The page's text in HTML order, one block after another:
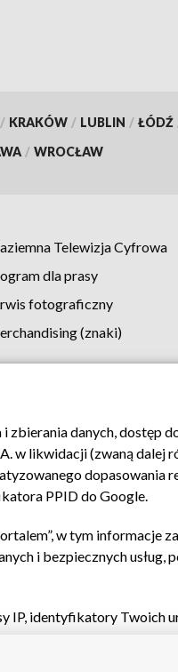
/ KRAKÓW / LUBLIN / ŁÓDŹ
/ WROCŁAW
Telewizja Cyfrowa
dla prasy
fotograficzny
(znaki)
reklamy Kontakt
danych, dostęp
w likwidacji (zwaną dalej
dopasowania
PPID do Google.
w tym informacje
i bezpiecznych usług,
IP, identyfikatory Twoich
wyboru podstawowych